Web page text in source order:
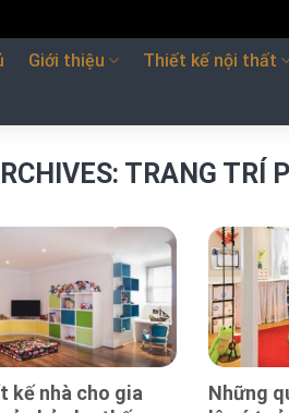
Giới thiệu Thiết kế nội thất
TRANG TRÍ
kế nhà cho gia
Những